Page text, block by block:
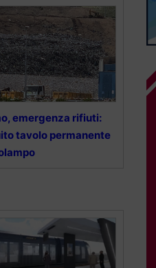
emergenza rifiuti:
tavolo permanente